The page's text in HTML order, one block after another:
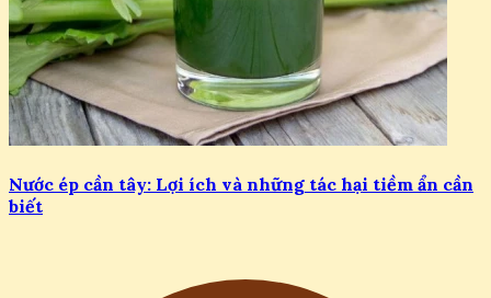
Nước ép cần tây: Lợi ích và những tác hại tiềm ẩn cần
biết